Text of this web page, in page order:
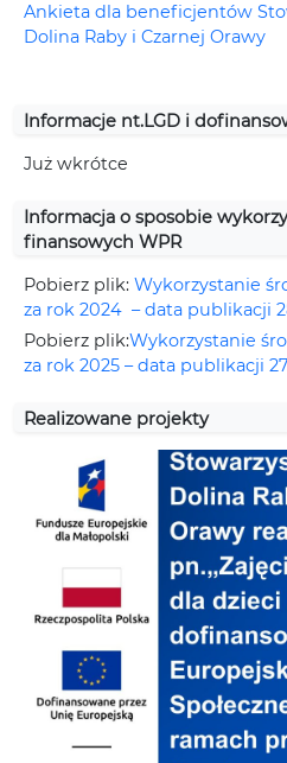
Ankieta dla beneficjentów
Dolina Raby i Czarnej Orawy
Informacje nt.LGD i
Już wkrótce
Informacja o sposobie
finansowych WPR
Pobierz plik: Wykorzystanie
za rok 2024 – data publikacji
Pobierz plik:Wykorzystanie
za rok 2025 – data publikacji
Realizowane projekty